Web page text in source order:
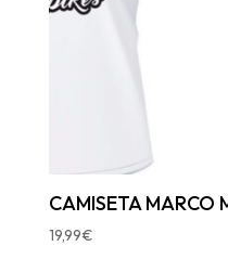
CAMISETA MARCO
19,99€